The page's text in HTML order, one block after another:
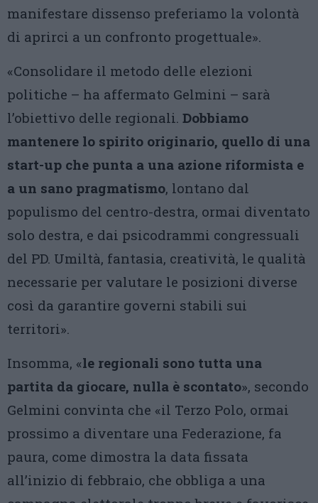
manifestare dissenso preferiamo la volontà
di aprirci a un confronto progettuale».
«Consolidare il metodo delle elezioni
politiche – ha affermato Gelmini – sarà
l’obiettivo delle regionali. Dobbiamo
mantenere lo spirito originario, quello di una
start-up che punta a una azione riformista e
a un sano pragmatismo, lontano dal
populismo del centro-destra, ormai diventato
solo destra, e dai psicodrammi congressuali
del PD. Umiltà, fantasia, creatività, le qualità
necessarie per valutare le posizioni diverse
così da garantire governi stabili sui
territori».
Insomma, «le regionali sono tutta una
partita da giocare, nulla è scontato», secondo
Gelmini convinta che «il Terzo Polo, ormai
prossimo a diventare una Federazione, fa
paura, come dimostra la data fissata
all’inizio di febbraio, che obbliga a una